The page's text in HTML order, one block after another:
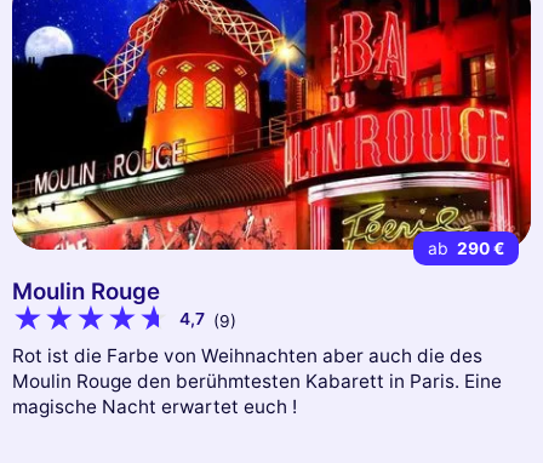
ab 290 €
Moulin Rouge
4,7 (9)
Rot ist die Farbe von Weihnachten aber auch die des
Moulin Rouge den berühmtesten Kabarett in Paris. Eine
magische Nacht erwartet euch !